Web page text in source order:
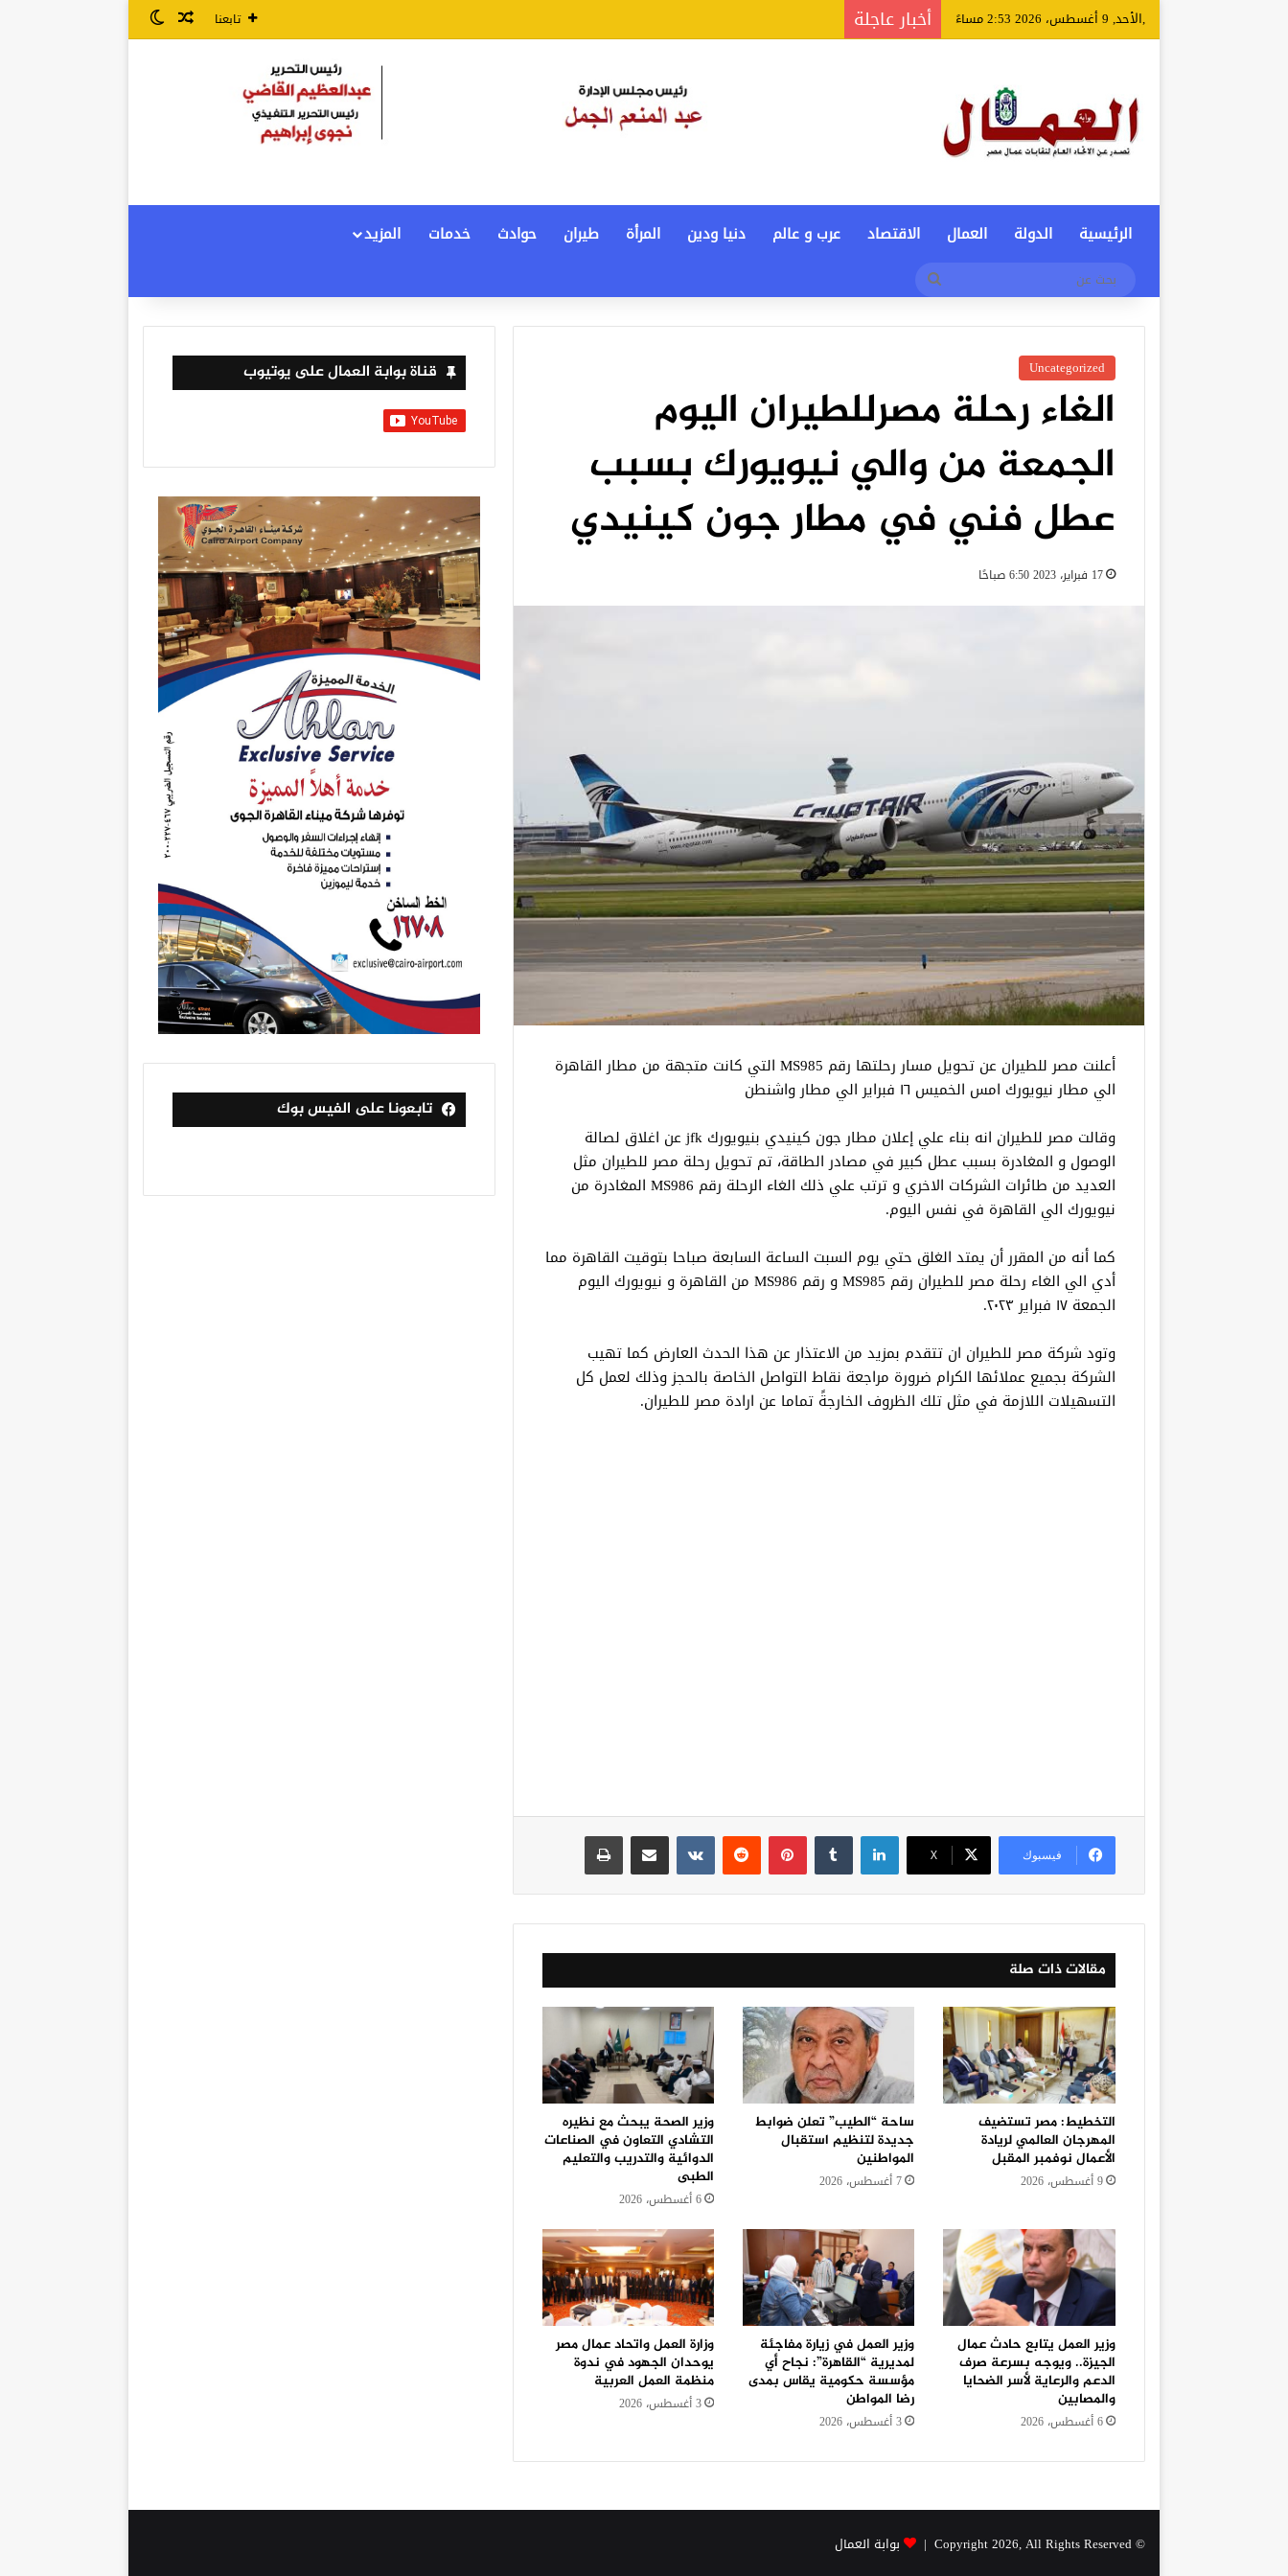
,الأحد, 9 أغسطس، 2026 2:53 مساءً أخبار عاجلة تابعنا مقال عشوائي
الوضع المظلم
الرئيسية الدولة العمال الاقتصاد عرب و عالم دنيا ودين المرأة طيران حوادث خدمات
المزيد
Uncategorized
الغاء رحلة مصرللطيران اليوم
الجمعة من والي نيويورك بسبب
عطل فني في مطار جون كينيدي
17 فبراير، 2023 6:50 صباحًا
أعلنت مصر للطيران عن تحويل مسار رحلتها رقم MS985 التي كانت متجهة من مطار القاهرة
الي مطار نيويورك امس الخميس ١٦ فبراير الي مطار واشنطن
وقالت مصر للطيران انه بناء علي إعلان مطار جون كينيدي بنيويورك jfk عن اغلاق لصالة
الوصول و المغادرة بسبب عطل كبير في مصادر الطاقة، تم تحويل رحلة مصر للطيران مثل
العديد من طائرات الشركات الاخري و ترتب علي ذلك الغاء الرحلة رقم MS986 المغادرة من
نيويورك الي القاهرة في نفس اليوم.
كما أنه من المقرر أن يمتد الغلق حتي يوم السبت الساعة السابعة صباحا بتوقيت القاهرة مما
أدي الي الغاء رحلة مصر للطيران رقم MS985 و رقم MS986 من القاهرة و نيويورك اليوم
الجمعة ١٧ فبراير ٢٠٢٣.
وتود شركة مصر للطيران ان تتقدم بمزيد من الاعتذار عن هذا الحدث العارض كما تهيب
الشركة بجميع عملائها الكرام ضرورة مراجعة نقاط التواصل الخاصة بالحجز وذلك لعمل كل
التسهيلات اللازمة في مثل تلك الظروف الخارجةً تماما عن ارادة مصر للطيران.
فيسبوك ‫X
لينكدإن بينتيريست
مقالات ذات صلة
التخطيط: مصر تستضيف
المهرجان العالمي لريادة
الأعمال نوفمبر المقبل
9 أغسطس، 2026
ساحة “الطيب” تعلن ضوابط
جديدة لتنظيم استقبال
المواطنين
7 أغسطس، 2026
وزير الصحة يبحث مع نظيره
التشادي التعاون في الصناعات
الدوائية والتدريب والتعليم
الطبى
6 أغسطس، 2026
وزير العمل يتابع حادث عمال
الجيزة.. ويوجه بسرعة صرف
الدعم والرعاية لأسر الضحايا
والمصابين
6 أغسطس، 2026
وزير العمل في زيارة مفاجئة
لمديرية “القاهرة”: نجاح أي
مؤسسة حكومية يقاس بمدى
رضا المواطن
3 أغسطس، 2026
وزارة العمل واتحاد عمال مصر
يوحدان الجهود في ندوة
منظمة العمل العربية
3 أغسطس، 2026
قناة بوابة العمال على يوتيوب
تابعونا على الفيس بوك
© Copyright 2026, All Rights Reserved | بوابة العمال